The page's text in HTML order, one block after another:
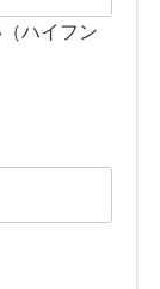
ハイフン